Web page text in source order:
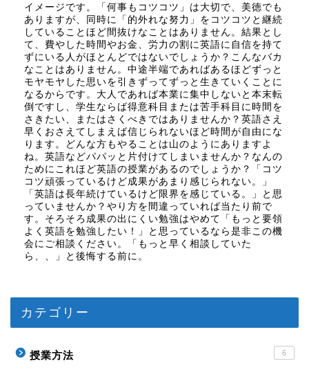
イメージです。「何事もコツコツ」は大切で、美徳でも
ありますが、同時に「的外れな努力」をコツコツと継続
していることほど間抜けなことはありません。結果とし
て、費やした時間やお金、労力の割に英語に自信を持て
ずにいる人がほとんどではないでしょうか？こんなバカ
なことはありません。中途半端であればあるほどずっと
モヤモヤした思いを引きずってずっと生きていくことに
なるからです。大人であれば本業に集中しないと本末転
倒ですし、学生ならば得意科目または苦手科目に時間を
さきたい、またはさくべきではありませんか？英語さえ
早くおさえてしまえば信じられないほど時間が自由にな
ります。どんな方もやることは山のようにありますよ
ね。英語などパパッと片付けてしまいませんか？なんの
ためにこれほど英語の授業があるのでしょうか？「コツ
コツ頑張っているけど成果があまり感じられない。」
「英語は長年続けているけど限界を感じている。」と思
っていませんか？やり方を間違っていれば当たり前で
す。そろそろ成果の出にくい勉強はやめて「もっと要領
よく英語を勉強したい！」と思っているなら是非この機
会にご相談ください。「もっと早く相談していた
ら、、」と後悔する前に。
カテゴリー
授業方法 6